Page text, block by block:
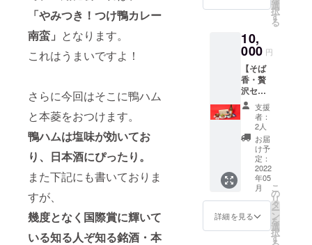
「やみつき！つけ鴨カレー
南蛮」 となります。
これはうまいですよ！
さらに今回はそこに鴨ハム
と本菱をおつけます。
鴨ハムは塩味が効いてお
り、日本酒にぴったり。
また下記にも書いておりま
すが、
幾度となく国際賞に輝いて
いる知る人ぞ知る銘酒・本
りが
楽しむ
ため、
ワイン
グラス
で ・冷
やすと
キレが
増し、
どんな
食事に
も合い
ます ＜
2021の
特徴＞
・地元
田錦
100%を
を別々
にご支
援いた
だくよ
りもお
得で
す！ ◯
甲州富
士川・
本菱・
純米大
吟醸
2020
or2021
・そば
香のそ
ばに合
面を初
回の注
でお見
せくだ
さい。
・妙蓮
寺本店
／菊名
店／日
吉店に
て使用
できま
す。 ・
支援者
限定で
+200円
でごは
んセッ
トをつ
選
択
す
る
10,
000 円
【そば
香・贅
沢セッ
ト】※送
料込と
なりま
す。 ・
そば香
特製！
カレー
ルー
（一般
発売
前！こ
こだけ
でまず
支援
者：
2人
お届
け予
定：
2022
年05
月
詳細を見る
こ
の
リ
タ
ー
ン
を
選
択
す